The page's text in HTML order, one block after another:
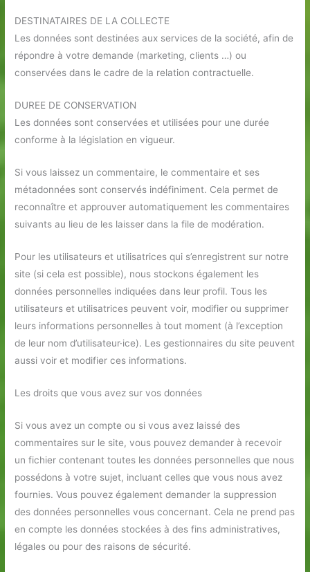
DESTINATAIRES DE LA COLLECTE
Les données sont destinées aux services de la société, afin de
répondre à votre demande (marketing, clients …) ou
conservées dans le cadre de la relation contractuelle.
DUREE DE CONSERVATION
Les données sont conservées et utilisées pour une durée
conforme à la législation en vigueur.
Si vous laissez un commentaire, le commentaire et ses
métadonnées sont conservés indéfiniment. Cela permet de
reconnaître et approuver automatiquement les commentaires
suivants au lieu de les laisser dans la file de modération.
Pour les utilisateurs et utilisatrices qui s’enregistrent sur notre
site (si cela est possible), nous stockons également les
données personnelles indiquées dans leur profil. Tous les
utilisateurs et utilisatrices peuvent voir, modifier ou supprimer
leurs informations personnelles à tout moment (à l’exception
de leur nom d’utilisateur·ice). Les gestionnaires du site peuvent
aussi voir et modifier ces informations.
Les droits que vous avez sur vos données
Si vous avez un compte ou si vous avez laissé des
commentaires sur le site, vous pouvez demander à recevoir
un fichier contenant toutes les données personnelles que nous
possédons à votre sujet, incluant celles que vous nous avez
fournies. Vous pouvez également demander la suppression
des données personnelles vous concernant. Cela ne prend pas
en compte les données stockées à des fins administratives,
légales ou pour des raisons de sécurité.